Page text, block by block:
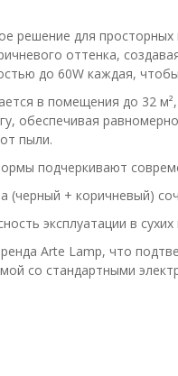
решение для
оттенка,
до 60W каждая,
в помещения до 32
обеспечивая
пыли.
подчеркивают
(черный + коричневый)
эксплуатации в
Arte Lamp, что
со стандартными